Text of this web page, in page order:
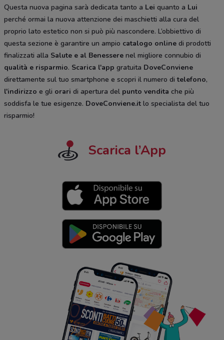
Questa nuova pagina sarà dedicata tanto a Lei quanto a Lui
perché ormai la nuova attenzione dei maschietti alla cura del
proprio lato estetico non si può più nascondere. L’obbiettivo di
questa sezione è garantire un ampio catalogo online di prodotti
finalizzati alla Salute e al Benessere nel migliore connubio di
qualità e risparmio. Scarica l'app gratuita DoveConviene
direttamente sul tuo smartphone e scopri il numero ditelefono,
l'indirizzo e gli orari di apertura del punto vendita che più
soddisfa le tue esigenze. DoveConviene.it lo specialista del tuo
risparmio!
Scarica l’App